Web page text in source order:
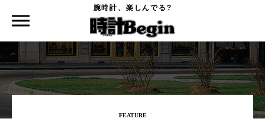
腕時計、楽しんでる?
特集
FEATURE